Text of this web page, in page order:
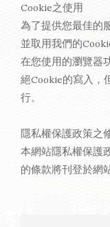
Cookie之使用
為了提供您最佳的
並取用我們的
在您使用的瀏覽器
絕Cookie的寫入，
行。
隱私權保護政策之
本網站隱私權保護
的條款將刊登於網